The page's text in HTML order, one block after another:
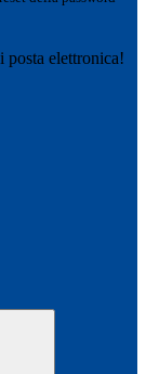
posta elettronica!